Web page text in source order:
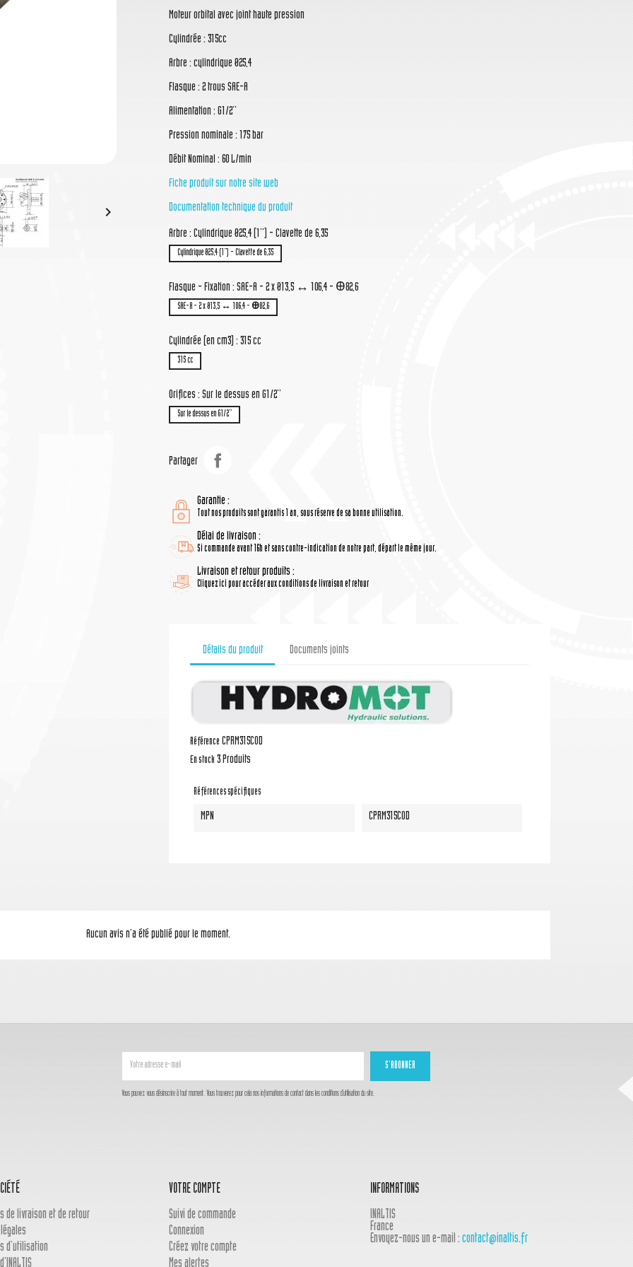

Moteur orbital avec joint haute pression
Cylindrée : 315cc
Arbre : cylindrique Ø25,4
Flasque : 2 trous SAE-A
Alimentation : G1/2''
Pression nominale : 175 bar
Débit Nominal : 60 L/min
Fiche produit sur notre site web
Documentation technique du produit
Arbre : Cylindrique Ø25,4 (1'') - Clavette de 6,35
Cylindrique Ø25,4 (1'') - Clavette de 6,35
Flasque - Fixation : SAE-A - 2 x Ø13,5 ↔ 106,4 - Ꚛ82,6
SAE-A - 2 x Ø13,5 ↔ 106,4 - Ꚛ82,6
Cylindrée (en cm3) : 315 cc
315 cc
Orifices : Sur le dessus en G1/2''
Sur le dessus en G1/2''
Partager
Garantie :
Tout nos produits sont garantis 1 an, sous réserve de sa bonne utilisation.
Délai de livraison :
Si commande avant 16h et sans contre-indication de notre part, départ le même jour.
Livraison et retour produits :
Cliquez ici pour accéder aux conditions de livraison et retour
Détails du produit Documents joints
Référence CPRM315COD
En stock3 Produits
Références spécifiques
MPN CPRM315COD
Aucun avis n'a été publié pour le moment.
Vous pouvez vous désinscrire à tout moment. Vous trouverez pour cela nos informations de contact dans les conditions d'utilisation du site.
de livraison et de retour
d'utilisation
VOTRE COMPTE
Suivi de commande
Connexion
Créez votre compte
Mes alertes
INFORMATIONS
INALTIS
France
Envoyez-nous un e-mail : contact@inaltis.fr